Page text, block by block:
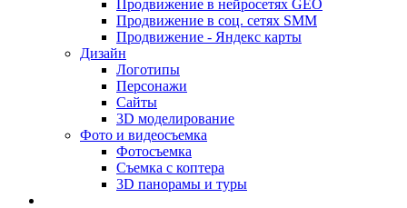
Продвижение в нейросетях GEO
Продвижение в соц. сетях SMM
Продвижение - Яндекс карты
Дизайн
Логотипы
Персонажи
Сайты
3D моделирование
Фото и видеосъемка
Фотосъемка
Съемка с коптера
3D панорамы и туры